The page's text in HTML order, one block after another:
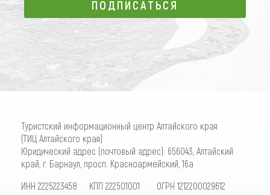
ПОДПИСАТЬСЯ
ПОДПИСАТЬСЯ
Туристский информационный центр Алтайского края
(ТИЦ Алтайского края)
Юридический адрес (почтовый адрес): 656043, Алтайский
край, г. Барнаул, просп. Красноармейский, 16а
ИНН 2225223458 КПП 222501001 ОГРН 1212200029612